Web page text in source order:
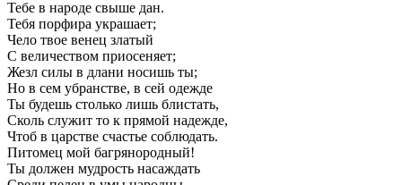
Тебе в народе свыше дан.
Тебя порфира украшает;
Чело твое венец златый
С величеством приосеняет;
Жезл силы в длани носишь ты;
Но в сем убранстве, в сей одежде
Ты будешь столько лишь блистать,
Сколь служит то к прямой надежде,
Чтоб в царстве счастье соблюдать.
Питомец мой багрянородный!
Ты должен мудрость насаждать